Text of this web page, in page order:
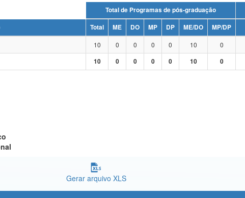
Total de Programas de pós-graduação
Total ME DO MP DP ME/DO MP/DP
10 0 0 0 0 10 0
10 0 0 0 0 10 0
Gerar arquivo XLS